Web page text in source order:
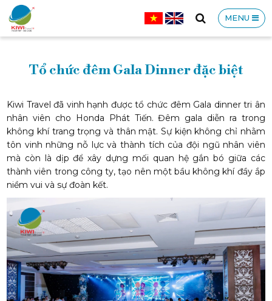
MENU
CÔNG
TY
TNHH
Tổ chức đêm Gala Dinner đặc biệt
Kiwi Travel đã vinh hạnh được tổ chức đêm Gala dinner tri ân
nhân viên cho Honda Phát Tiến. Đêm gala diễn ra trong
không khí trang trọng và thân mật. Sự kiện không chỉ nhằm
tôn vinh những nỗ lực và thành tích của đội ngũ nhân viên
mà còn là dịp để xây dựng mối quan hệ gắn bó giữa các
thành viên trong công ty, tạo nên một bầu không khí đầy ắp
niềm vui và sự đoàn kết.